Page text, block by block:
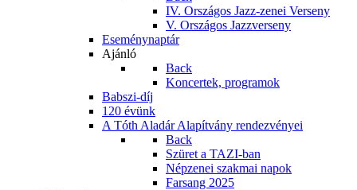
IV. Országos Jazz-zenei Verseny
V. Országos Jazzverseny
Eseménynaptár
Ajánló
Back
Koncertek, programok
Babszi-díj
120 évünk
A Tóth Aladár Alapítvány rendezvényei
Back
Szüret a TAZI-ban
Népzenei szakmai napok
Farsang 2025